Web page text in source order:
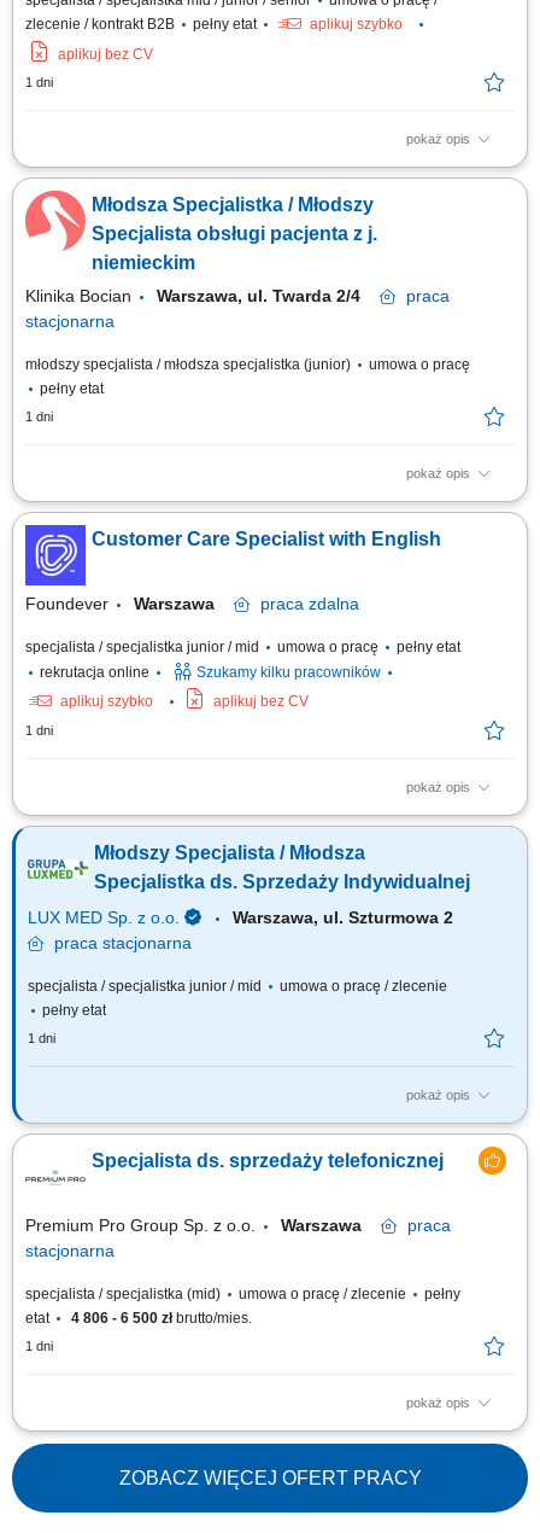
zlecenie / kontrakt B2B
pełny etat
aplikuj szybko
aplikuj bez CV
1 dni
pokaż opis
Opis stanowiska: Nadzór nad sprawną organizacją pracy oddziału.
Wsparcie zespołu w codziennych obowiązkach oraz koordynacja działań
operacyjnych. Obsługa bieżących spraw administracyjnych. Dbanie o
prawidłową komunikację wewnątrz oddziału. Współpraca z innymi
działami firmy w...
Młodsza Specjalistka / Młodszy
Specjalista obsługi pacjenta z j.
niemieckim
Klinika Bocian Warszawa, ul. Twarda 2/4
praca
stacjonarna
młodszy specjalista / młodsza specjalistka (junior)
umowa o pracę
pełny etat
1 dni
pokaż opis
Zakres obowiązków: Telefoniczna obsługa pacjentów zgodnie ze
standardami kliniki; Współpraca z zespołem medycznym; Prowadzenie
korespondencji z pacjentami; Dbanie o pozytywny wizerunek kliniki;
Customer Care Specialist with English
Foundever Warszawa praca zdalna
specjalista / specjalistka junior / mid umowa o pracę
pełny etat
rekrutacja online
Szukamy kilku pracowników
aplikuj szybko
aplikuj bez CV
1 dni
pokaż opis
Location: Gdańsk or Warsaw, Poland Contract type: Fixed-term contract (3
responsibilities Provide premium customer care. Support customers with
product-related questions, orders, account inquiries, and general
Młodszy Specjalista / Młodsza
Specjalistka ds. Sprzedaży Indywidualnej
LUX MED Sp. z o.o.
Warszawa, ul. Szturmowa 2
praca stacjonarna
specjalista / specjalistka junior / mid
umowa o pracę / zlecenie
pełny etat
1 dni
pokaż opis
Twoją rolą będzie: prowadzenie rozmów sprzedażowych (telefon + e-
potrzeb i dopasowanie najlepszego rozwiązania (pakiety medyczne,
usługi dodatkowe), domykanie sprzedaży i dbanie o wysoką jakość
Specjalista ds. sprzedaży telefonicznej
Premium Pro Group Sp. z o.o. Warszawa
praca
stacjonarna
specjalista / specjalistka (mid) umowa o pracę / zlecenie
pełny
etat
4 806 - 6 500 złbrutto/mies.
1 dni
pokaż opis
Firma z branży chemii przemysłowej poszukuje handlowców.
ZOBACZ WIĘCEJ OFERT PRACY